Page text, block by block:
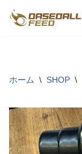
ン
ス
キ
ッ
ホーム \ SHOP \